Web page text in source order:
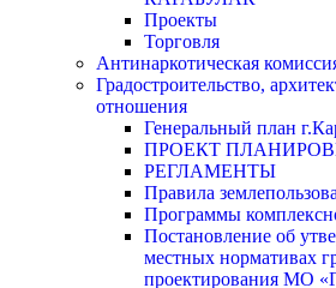
Проекты
Торговля
Антинаркотическая
Градостроительство,
отношения
Генеральный план
ПРОЕКТ
РЕГЛАМЕНТЫ
Правила
Программы
Постановление об
местных нормативах
проектирования МО